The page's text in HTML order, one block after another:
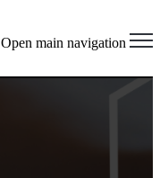
Open main navigation